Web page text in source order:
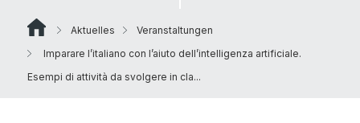
Aktuelles
Veranstaltungen
Imparare l’italiano con l’aiuto dell’intelligenza artificiale.
Esempi di attività da svolgere in cla...